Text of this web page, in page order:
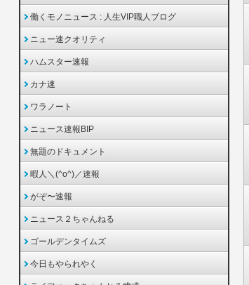
働くモノニュース : 人生VIP職人ブログ
ニュー速クオリティ
ハムスター速報
カナ速
ワラノート
ニュース速報BIP
無題のドキュメント
暇人＼(^o^)／速報
がぞ〜速報
ニュース２ちゃんねる
ゴールデンタイムズ
今日もやられやく